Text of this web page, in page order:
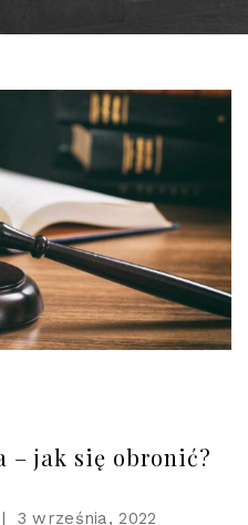
– jak się obronić?
| 3 września, 2022